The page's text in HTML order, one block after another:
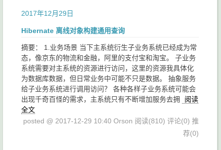
2017年12月29日
Hibernate 离线对象构建通用查询
摘要： 1.业务场景 当下主系统衍生子业务系统已经成为常
态，像京东的物流和金融，阿里的支付宝和淘宝。 子业务
系统需要对主系统的资源进行访问，这里的资源我具体化
为数据库数据，但日常业务中可能不只是数据。 抽象服务
给子业务系统进行调用访问？ 各种各样子业务系统可能会
出现千奇百怪的需求，主系统只有不断增加服务去拥
阅读
全文
posted @ 2017-12-29 10:40 Orson 阅读(810) 评论(0) 推
荐(0)